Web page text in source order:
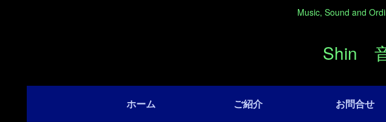
Music, Sound and
Shin
ホーム ご紹介 お問合せ